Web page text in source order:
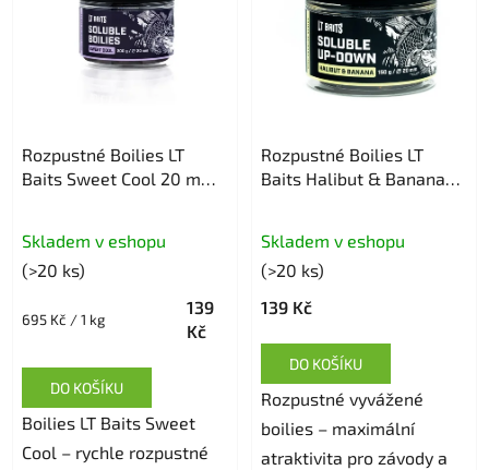
Rozpustné Boilies LT
Baits Sweet Cool 20 mm
Skladem v eshopu
(>20 ks)
139
Kč
Měrná
695 Kč / 1 kg
DO KOŠÍKU
Boilies LT Baits Sweet
Cool – rychle rozpustné
Rozpustné Boilies LT
Baits Halibut & Banana
Skladem v eshopu
(>20 ks)
139 Kč
DO KOŠÍKU
Rozpustné vyvážené
boilies – maximální
atraktivita pro závody a